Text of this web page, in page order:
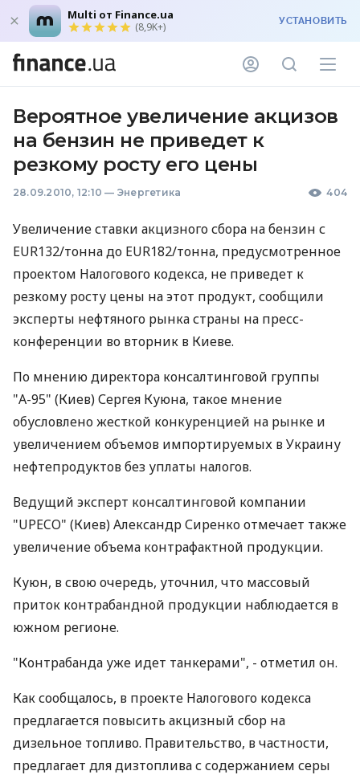
Multi от Finance.ua
(8,9K+) УСТАНОВИТЬ
Вероятное увеличение акцизов
на бензин не приведет к
резкому росту его цены
28.09.2010, 12:10 — Энергетика 404
Увеличение ставки акцизного сбора на бензин с
EUR132/тонна до EUR182/тонна, предусмотренное
проектом Налогового кодекса, не приведет к
резкому росту цены на этот продукт, сообщили
эксперты нефтяного рынка страны на пресс-
конференции во вторник в Киеве.
По мнению директора консалтинговой группы
"А-95" (Киев) Сергея Куюна, такое мнение
обусловлено жесткой конкуренцией на рынке и
увеличением объемов импортируемых в Украину
нефтепродуктов без уплаты налогов.
Ведущий эксперт консалтинговой компании
"UPECO" (Киев) Александр Сиренко отмечает также
увеличение объема контрафактной продукции.
Куюн, в свою очередь, уточнил, что массовый
приток контрабандной продукции наблюдается в
южном регионе.
"Контрабанда уже идет танкерами", - отметил он.
Как сообщалось, в проекте Налогового кодекса
предлагается повысить акцизный сбор на
дизельное топливо. Правительство, в частности,
предлагает для дизтоплива с содержанием серы